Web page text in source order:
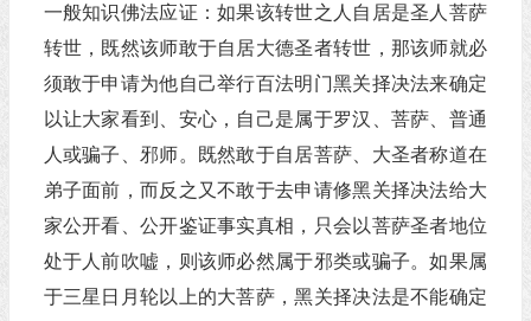
一般知识佛法应证：如果该转世之人自居是圣人菩萨
转世，既然该师敢于自居大德圣者转世，那该师就必
须敢于申请为他自己举行百法明门黑关择决法来确定
以让大家看到、安心，自己是属于罗汉、菩萨、普通
人或骗子、邪师。既然敢于自居菩萨、大圣者称道在
弟子面前，而反之又不敢于去申请修黑关择决法给大
家公开看、公开鉴证事实真相，只会以菩萨圣者地位
处于人前吹嘘，则该师必然属于邪类或骗子。如果属
于三星日月轮以上的大菩萨，黑关择决法是不能确定